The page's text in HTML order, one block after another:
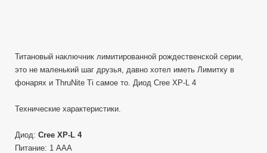
Титановый наключник лимитированной рождественской серии,
это не маленький шаг друзья, давно хотел иметь Лимитку в
фонарях и ThruNite Ti самое то. Диод Cree XP-L 4
Технические характеристики.
Диод: Cree XP-L 4
Питание: 1 AAA